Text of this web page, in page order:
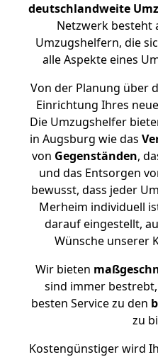
deutschlandweite
Netzwerk besteht
Umzugshelfern, die
alle Aspekte eines
Von der Planung über
Einrichtung Ihres
Die Umzugshelfer
in Augsburg wie das
von Gegenständen,
und das Entsorgen
bewusst, dass jeder
Merheim individuell
darauf eingestellt,
Wünsche unserer
Wir bieten
sind immer
besten Service zu den
zu
Kostengünstiger wird